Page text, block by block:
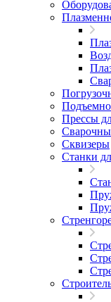
Прессы
Сквизеры
Станки